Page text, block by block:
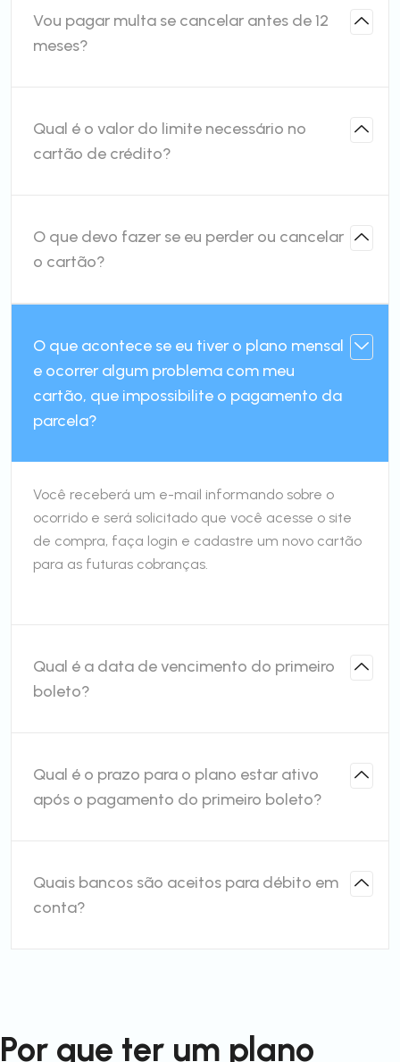
Vou pagar multa se cancelar antes de 12
meses?
Qual é o valor do limite necessário no
cartão de crédito?
O que devo fazer se eu perder ou cancelar
o cartão?
O que acontece se eu tiver o plano mensal
e ocorrer algum problema com meu
cartão, que impossibilite o pagamento da
parcela?
Você receberá um e-mail informando sobre o
ocorrido e será solicitado que você acesse o site
de compra, faça login e cadastre um novo cartão
para as futuras cobranças.
Qual é a data de vencimento do primeiro
boleto?
Qual é o prazo para o plano estar ativo
após o pagamento do primeiro boleto?
Quais bancos são aceitos para débito em
conta?
Por que ter um plano